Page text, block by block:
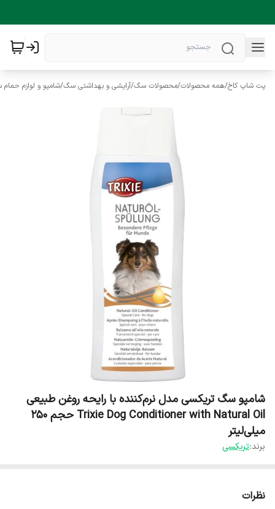
پت شاپ کاخ/همه محصولات/محصولات سگ/آرایشی و بهداشتی سگ/شامپو و لوازم
شامپو سگ تریکسی مدل نرم‌کننده با رایحه روغن طبیعی
Trixie Dog Conditioner with Natural Oil حجم 250
میلی‌لیتر
برند:تریکسی
نظرات